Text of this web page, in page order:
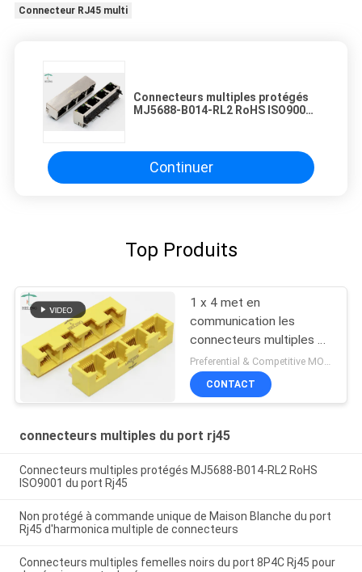
Connecteur RJ45 multi
Connecteurs multiples protégés
MJ5688-B014-RL2 RoHS ISO9001
Continuer
Top Produits
1 x 4 met en
communication les
connecteurs multiples de
port de l'EE Rj45/port à
angle droit de LAN du
plug and play RJ45
Preferential & Competitive MOQ:2000
CONTACT
connecteurs multiples du port rj45
Connecteurs multiples protégés MJ5688-B014-RL2 RoHS
ISO9001 du port Rj45
Non protégé à commande unique de Maison Blanche du port
Rj45 d'harmonica multiple de connecteurs
Connecteurs multiples femelles noirs du port 8P4C Rj45 pour